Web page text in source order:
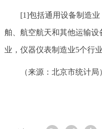
[1]包括通用设备制造
舶、航空航天和其他运输
业，仪器仪表制造业5个行业
（来源：北京市统计局